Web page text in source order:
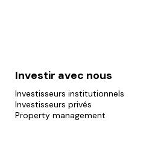
Investir avec nous
Investisseurs institutionnels
Investisseurs privés
Property management